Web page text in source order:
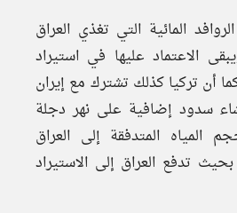
المائية التي تغذي العراق
الاعتماد عليها في استيراد
أن تركيا كذلك تشترك مع إيران
سدود إضافية على نهر دجلة
المياه المتدفقة إلى العراق
بحيث تدفع العراق إلى الاستيراد